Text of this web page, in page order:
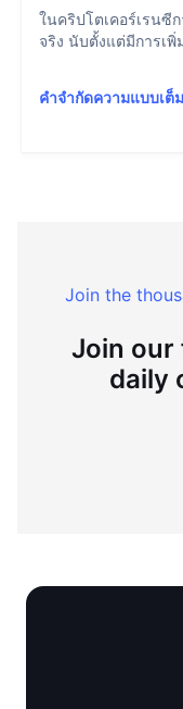
ในคริปโตเคอร์เรนซี
จริง นับตั้งแต่มีการเ
คำจำกัดความแบบเต็ม
Join the
Join our
daily